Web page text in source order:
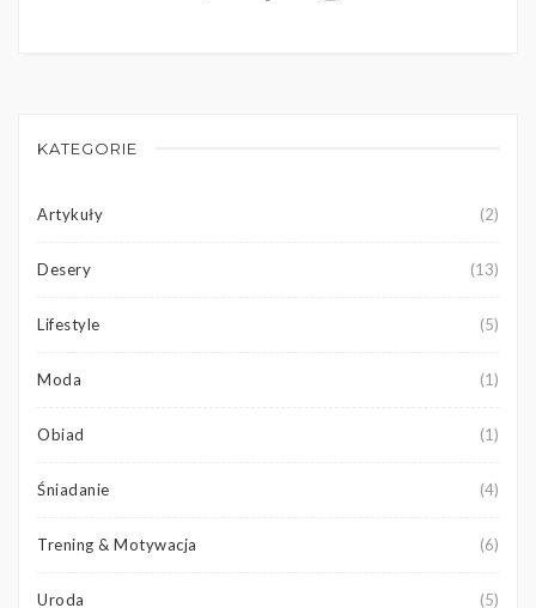
KATEGORIE
Artykuły (2)
Desery (13)
Lifestyle (5)
Moda (1)
Obiad (1)
Śniadanie (4)
Trening & Motywacja (6)
Uroda (5)